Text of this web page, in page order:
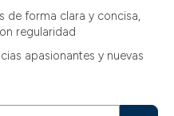
de forma clara y concisa,
regularidad
apasionantes y nuevas